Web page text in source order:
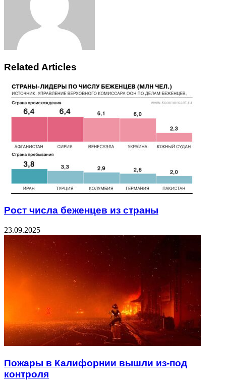
Related Articles
Рост числа беженцев из страны
23.09.2025
Пожары в Калифорнии вышли из-под
контроля